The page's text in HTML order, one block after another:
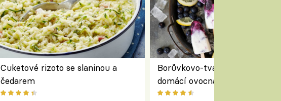
Cuketové rizoto se slaninou a
čedarem
Borůvkovo-tvarohové nanuky
domácí ovocná zmrzlina na